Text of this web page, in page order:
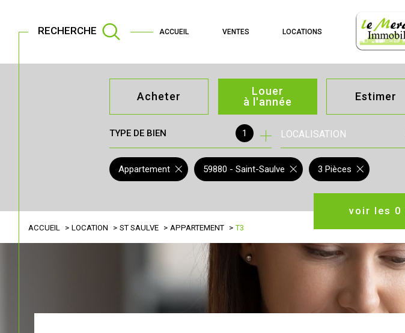
ACCUEIL VENTES LOCATIONS
RECHERCHE
Acheter
de l'ancien
de l'immo pro
Louer
à l'année
à l'année
de l'immo pro
Estimer
TYPE DE BIEN 1 LOCALISATION
voir les 0
Appartement 59880 - Saint-Saulve 3 Pièces
ACCUEIL LOCATION ST SAULVE APPARTEMENT T3